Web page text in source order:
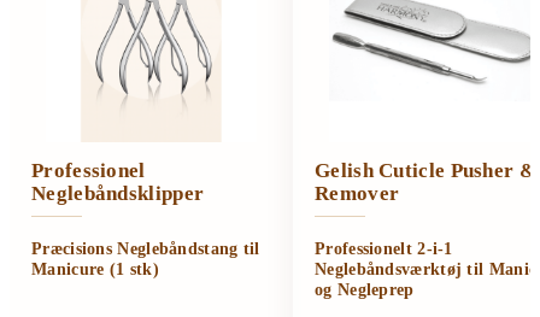
Professionel
Neglebåndsklipper
Præcisions Neglebåndstang til
Manicure (1 stk)
Gelish Cuticle Pusher &
Remover
Professionelt 2-i-1
Neglebåndsværktøj til
og Negleprep